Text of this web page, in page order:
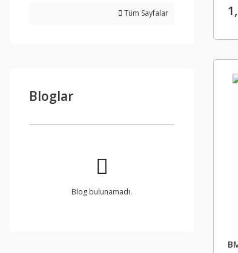
Tüm Sayfalar
Bloglar
Blog bulunamadı.